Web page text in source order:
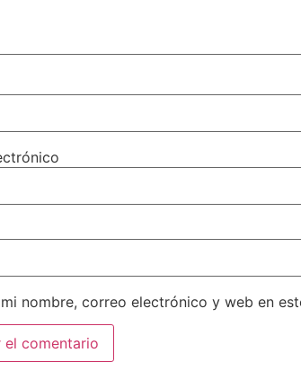
nombre, correo electrónico y web en